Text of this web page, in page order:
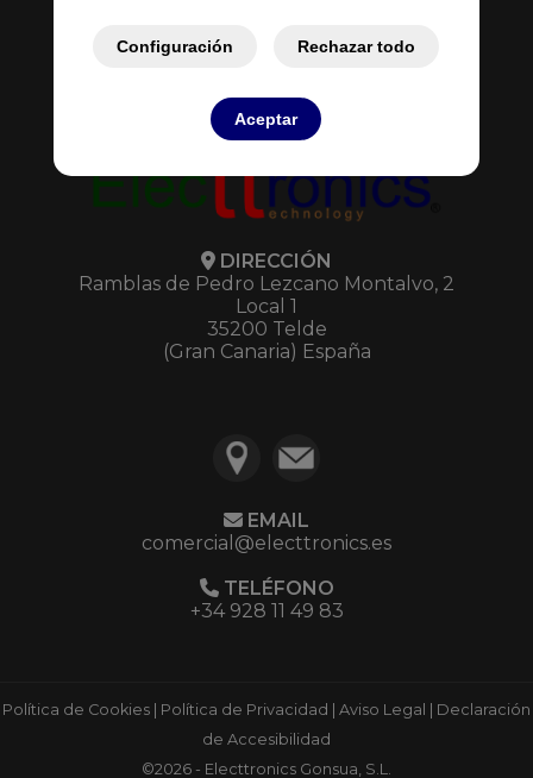
Configuración Rechazar todo
Aceptar
Mis Presupuestos
DIRECCIÓN
Ramblas de Pedro Lezcano Montalvo, 2
Local 1
35200 Telde
(Gran Canaria) España
EMAIL
comercial@electtronics.es
TELÉFONO
+34 928 11 49 83
Política de Cookies Política de Privacidad Aviso Legal
Declaración
de Accesibilidad
©2026 - Electtronics Gonsua, S.L.